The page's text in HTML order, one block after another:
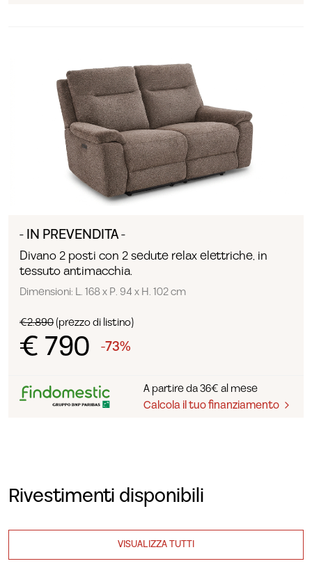
- IN PREVENDITA -
Divano 2 posti con 2 sedute relax elettriche, in
tessuto antimacchia.
Dimensioni: L. 168 x P. 94 x H. 102 cm
€2.890(prezzo di listino)
€ 790 -73%
A partire da 36€ al mese
Calcola il tuo finanziamento
Rivestimenti disponibili
VISUALIZZA TUTTI